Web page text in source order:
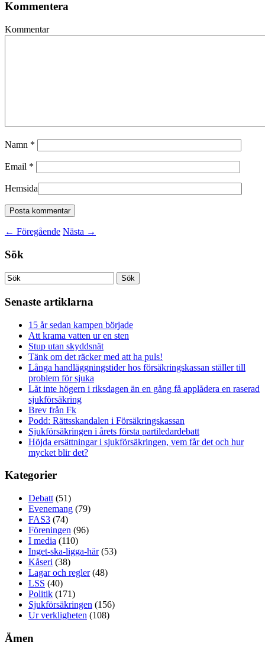
Kommentera
Kommentar
Namn *
Email *
Hemsida
← Föregående Nästa →
Sök
Senaste artiklarna
15 år sedan kampen började
Att krama vatten ur en sten
Stup utan skyddsnät
Tänk om det räcker med att ha puls!
Långa handläggningstider hos försäkringskassan ställer till
problem för sjuka
Låt inte högern i riksdagen än en gång få applådera en raserad
sjukförsäkring
Brev från Fk
Podd: Rättsskandalen i Försäkringskassan
Sjukförsäkringen i årets första partiledardebatt
Höjda ersättningar i sjukförsäkringen, vem får det och hur
mycket blir det?
Kategorier
Debatt (51)
Evenemang (79)
FAS3 (74)
Föreningen (96)
I media (110)
Inget-ska-ligga-här(53)
Kåseri (38)
Lagar och regler(48)
LSS (40)
Politik (171)
Sjukförsäkringen (156)
Ur verkligheten (108)
Ämen